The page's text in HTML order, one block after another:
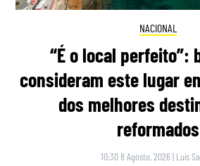
NACIONAL
“É o local perfeito”:
consideram este lugar
dos melhores
reformados
10:30 8 Agosto, 2026 | Luís